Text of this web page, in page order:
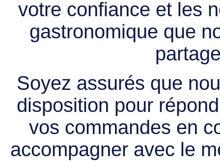
votre confiance et les
gastronomique que
Soyez assurés que
disposition pour
vos commandes en
accompagner avec le